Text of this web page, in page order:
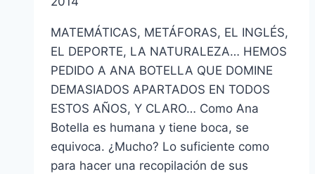
MATEMÁTICAS, METÁFORAS, EL INGLÉS,
EL DEPORTE, LA NATURALEZA… HEMOS
PEDIDO A ANA BOTELLA QUE DOMINE
DEMASIADOS APARTADOS EN TODOS
ESTOS AÑOS, Y CLARO… Como Ana
Botella es humana y tiene boca, se
equivoca. ¿Mucho? Lo suficiente como
para hacer una recopilación de sus